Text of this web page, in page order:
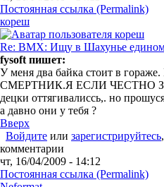
Постоянная ссылка (Permalink)
кореш
Re: BMX: Ищу в Шахунье
fysoft пишет:
У меня два байка стоит в
СМЕРТНИК.Я ЕСЛИ ЧЕСТНО
децки оттягивалиссь,. но
а давно они у тебя ?
Вверх
Войдите или зарегистрируйтесь
комментарии
чт, 16/04/2009 - 14:12
Постоянная ссылка (Permalink)